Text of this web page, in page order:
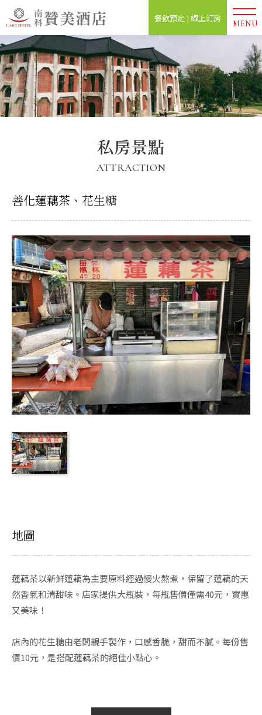
私房景點
ATTRACTION
善化蓮藕茶、花生糖
地圖
蓮藕茶以新鮮蓮藕為主要原料經過慢火熬煮，保留了蓮藕的天
然香氣和清甜味。店家提供大瓶裝，每瓶售價僅需40元，實惠
又美味！
店內的花生糖由老闆親手製作，口感香脆，甜而不膩。每份售
價10元，是搭配蓮藕茶的絕佳小點心。
餐飲預定 | 線上訂房
MENU